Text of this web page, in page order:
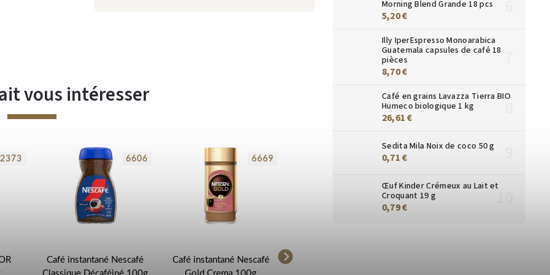
Morning Blend Grande 18 pcs
5,20 €
Illy IperEspresso Monoarabica
Guatemala capsules de café 18
pièces
8,70 €
Café en grains Lavazza Tierra BIO
Humeco biologique 1 kg
26,61 €
Sedita Mila Noix de coco 50 g
0,71 €
Œuf Kinder Crémeux au Lait et
Croquant 19 g
0,79 €
vous intéresser
2373
Café instantané Nescafé
6606
Café instantané Nescafé
6669 6603